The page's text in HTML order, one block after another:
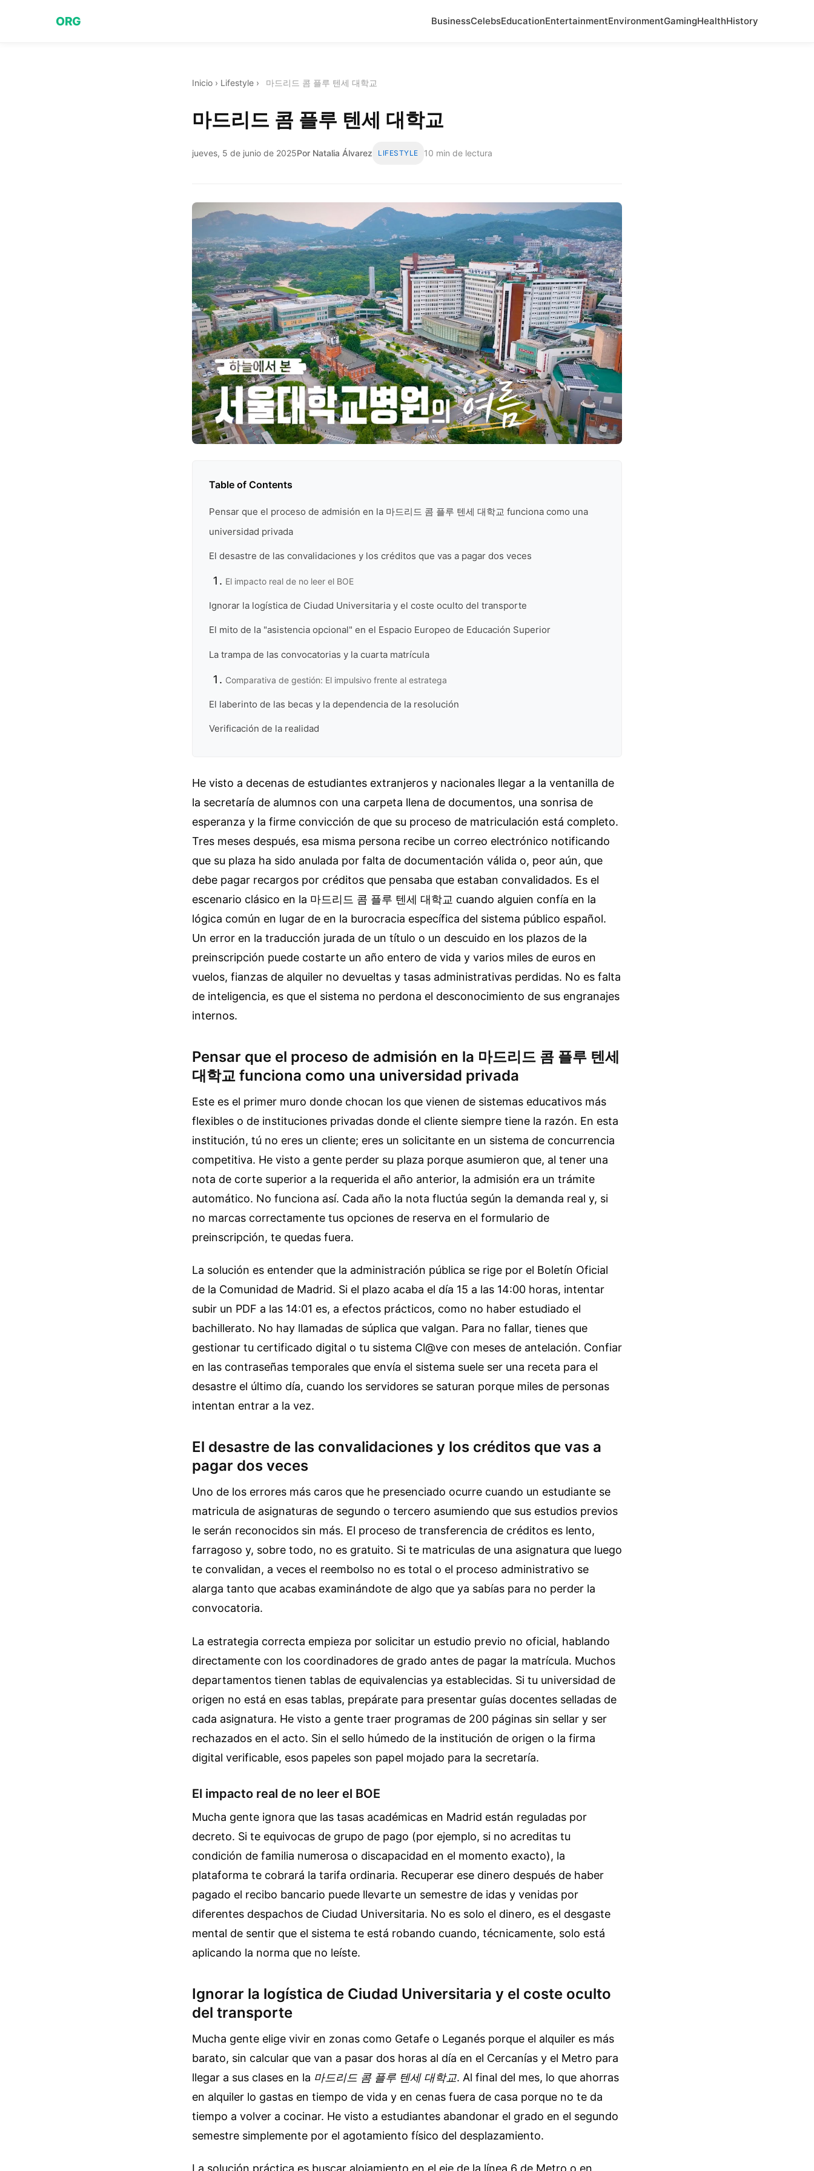
ORG BusinessCelebsEducationEntertainmentEnvironmentGamingHealthHistory
Inicio › Lifestyle › 마드리드 콤 플루 텐세 대학교
마드리드 콤 플루 텐세 대학교
jueves, 5 de junio de 2025Por Natalia Álvarez LIFESTYLE 10 min de lectura
Table of Contents
Pensar que el proceso de admisión en la 마드리드 콤 플루 텐세 대학교 funciona como una
universidad privada
El desastre de las convalidaciones y los créditos que vas a pagar dos veces
El impacto real de no leer el BOE
Ignorar la logística de Ciudad Universitaria y el coste oculto del transporte
El mito de la "asistencia opcional" en el Espacio Europeo de Educación Superior
La trampa de las convocatorias y la cuarta matrícula
Comparativa de gestión: El impulsivo frente al estratega
El laberinto de las becas y la dependencia de la resolución
Verificación de la realidad
He visto a decenas de estudiantes extranjeros y nacionales llegar a la ventanilla de
la secretaría de alumnos con una carpeta llena de documentos, una sonrisa de
esperanza y la firme convicción de que su proceso de matriculación está completo.
Tres meses después, esa misma persona recibe un correo electrónico notificando
que su plaza ha sido anulada por falta de documentación válida o, peor aún, que
debe pagar recargos por créditos que pensaba que estaban convalidados. Es el
escenario clásico en la 마드리드 콤 플루 텐세 대학교 cuando alguien confía en la
lógica común en lugar de en la burocracia específica del sistema público español.
Un error en la traducción jurada de un título o un descuido en los plazos de la
preinscripción puede costarte un año entero de vida y varios miles de euros en
vuelos, fianzas de alquiler no devueltas y tasas administrativas perdidas. No es falta
de inteligencia, es que el sistema no perdona el desconocimiento de sus engranajes
internos.
Pensar que el proceso de admisión en la 마드리드 콤 플루 텐세
대학교 funciona como una universidad privada
Este es el primer muro donde chocan los que vienen de sistemas educativos más
flexibles o de instituciones privadas donde el cliente siempre tiene la razón. En esta
institución, tú no eres un cliente; eres un solicitante en un sistema de concurrencia
competitiva. He visto a gente perder su plaza porque asumieron que, al tener una
nota de corte superior a la requerida el año anterior, la admisión era un trámite
automático. No funciona así. Cada año la nota fluctúa según la demanda real y, si
no marcas correctamente tus opciones de reserva en el formulario de
preinscripción, te quedas fuera.
La solución es entender que la administración pública se rige por el Boletín Oficial
de la Comunidad de Madrid. Si el plazo acaba el día 15 a las 14:00 horas, intentar
subir un PDF a las 14:01 es, a efectos prácticos, como no haber estudiado el
bachillerato. No hay llamadas de súplica que valgan. Para no fallar, tienes que
gestionar tu certificado digital o tu sistema Cl@ve con meses de antelación. Confiar
en las contraseñas temporales que envía el sistema suele ser una receta para el
desastre el último día, cuando los servidores se saturan porque miles de personas
intentan entrar a la vez.
El desastre de las convalidaciones y los créditos que vas a
pagar dos veces
Uno de los errores más caros que he presenciado ocurre cuando un estudiante se
matricula de asignaturas de segundo o tercero asumiendo que sus estudios previos
le serán reconocidos sin más. El proceso de transferencia de créditos es lento,
farragoso y, sobre todo, no es gratuito. Si te matriculas de una asignatura que luego
te convalidan, a veces el reembolso no es total o el proceso administrativo se
alarga tanto que acabas examinándote de algo que ya sabías para no perder la
convocatoria.
La estrategia correcta empieza por solicitar un estudio previo no oficial, hablando
directamente con los coordinadores de grado antes de pagar la matrícula. Muchos
departamentos tienen tablas de equivalencias ya establecidas. Si tu universidad de
origen no está en esas tablas, prepárate para presentar guías docentes selladas de
cada asignatura. He visto a gente traer programas de 200 páginas sin sellar y ser
rechazados en el acto. Sin el sello húmedo de la institución de origen o la firma
digital verificable, esos papeles son papel mojado para la secretaría.
El impacto real de no leer el BOE
Mucha gente ignora que las tasas académicas en Madrid están reguladas por
decreto. Si te equivocas de grupo de pago (por ejemplo, si no acreditas tu
condición de familia numerosa o discapacidad en el momento exacto), la
plataforma te cobrará la tarifa ordinaria. Recuperar ese dinero después de haber
pagado el recibo bancario puede llevarte un semestre de idas y venidas por
diferentes despachos de Ciudad Universitaria. No es solo el dinero, es el desgaste
mental de sentir que el sistema te está robando cuando, técnicamente, solo está
aplicando la norma que no leíste.
Ignorar la logística de Ciudad Universitaria y el coste oculto
del transporte
Mucha gente elige vivir en zonas como Getafe o Leganés porque el alquiler es más
barato, sin calcular que van a pasar dos horas al día en el Cercanías y el Metro para
llegar a sus clases en la 마드리드 콤 플루 텐세 대학교. Al final del mes, lo que ahorras
en alquiler lo gastas en tiempo de vida y en cenas fuera de casa porque no te da
tiempo a volver a cocinar. He visto a estudiantes abandonar el grado en el segundo
semestre simplemente por el agotamiento físico del desplazamiento.
La solución práctica es buscar alojamiento en el eje de la línea 6 de Metro o en